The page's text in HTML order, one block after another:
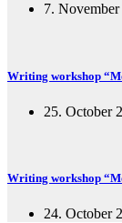
7.
Writing workshop
25. October
Writing workshop
24. October